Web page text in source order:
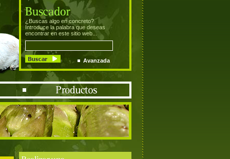
¿Buscas algo en concreto?
Introduce la palabra que deseas
encontrar en este sitio web...
Avanzada